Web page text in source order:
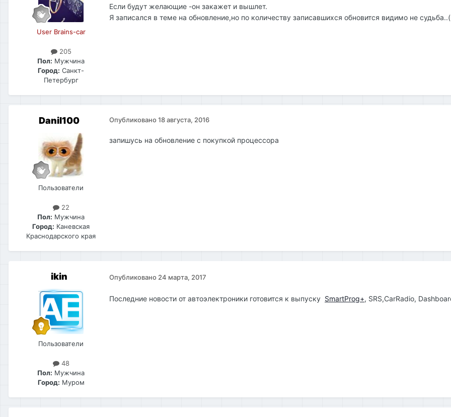
User Brains-car
205
Пол: Мужчина
Город: Cанкт-
Петербург
Если будут желающие -он закажет и вышлет.
Я записался в теме на обновление,но по количеству записавшихся обновится видимо не
Danil100
Пользователи
22
Пол: Мужчина
Город: Каневская
Краснодарского края
Опубликовано18 августа, 2016
запишусь на обновление с покупкой процессора
ikin
Пользователи
48
Пол: Мужчина
Город: Муром
Опубликовано 24 марта, 2017
Последние новости от автоэлектроники готовится к выпуску SmartProg+, SRS,CarRadio,